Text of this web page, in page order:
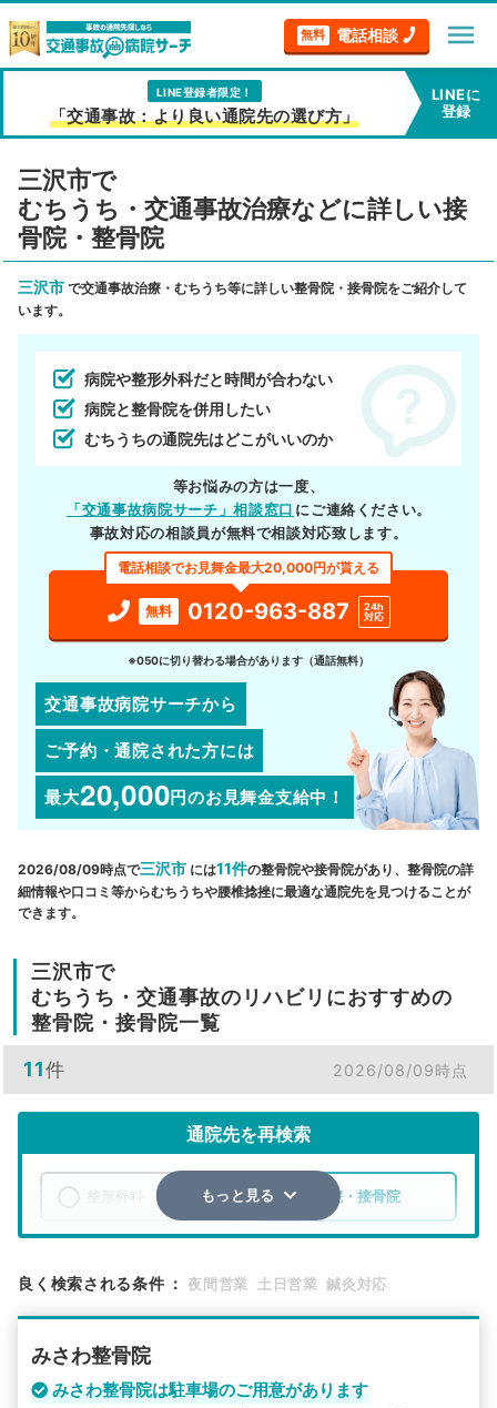
無料 電話相談 menu
LINE登録者限定！
「交通事故：より良い通院先の選び方」
LINEに
登録
三沢市で
むちうち・交通事故治療などに詳しい接
骨院・整骨院
三沢市 で交通事故治療・むちうち等に詳しい整骨院・接骨院をご紹介して
います。
病院や整形外科だと時間が合わない
病院と整骨院を併用したい
むちうちの通院先はどこがいいのか
等お悩みの方は一度、
「交通事故病院サーチ」相談窓口 にご連絡ください。
事故対応の相談員が無料で相談対応致します。
電話相談でお見舞金最大20,000円が貰える
無料 0120-963-887
24h
対応
※050に切り替わる場合があります（通話無料）
交通事故病院サーチから
ご予約・通院された方には
最大20,000円のお見舞金支給中！
2026/08/09時点で三沢市 には11件の整骨院や接骨院があり、整骨院の詳
細情報や口コミ等からむちうちや腰椎捻挫に最適な通院先を見つけることが
できます。
三沢市で
むちうち・交通事故のリハビリにおすすめの
整骨院・接骨院一覧
11件 2026/08/09時点
通院先を再検索
整骨院・接骨院
検索する
もっと見る
良く検索される条件 ： 夜間営業 土日営業 鍼灸対応
みさわ整骨院
みさわ整骨院は駐車場のご用意があります